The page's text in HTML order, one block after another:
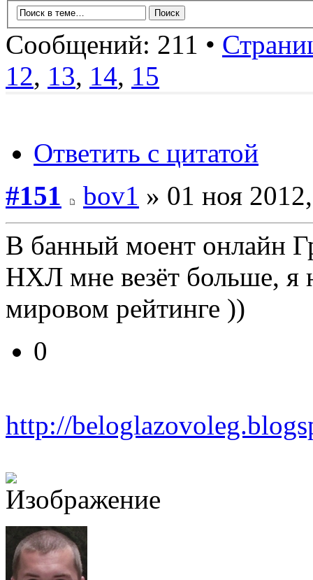
Сообщений: 211 •
12, 13, 14, 15
Ответить с цитатой
#151
bov1 » 01 ноя
В банный моент онлайн
НХЛ мне везёт больше, я
мировом рейтинге ))
0
http://